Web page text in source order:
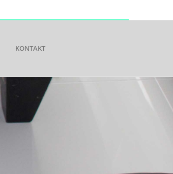
KONTAKT